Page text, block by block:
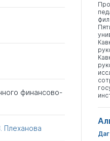
финансово-
Плеханова